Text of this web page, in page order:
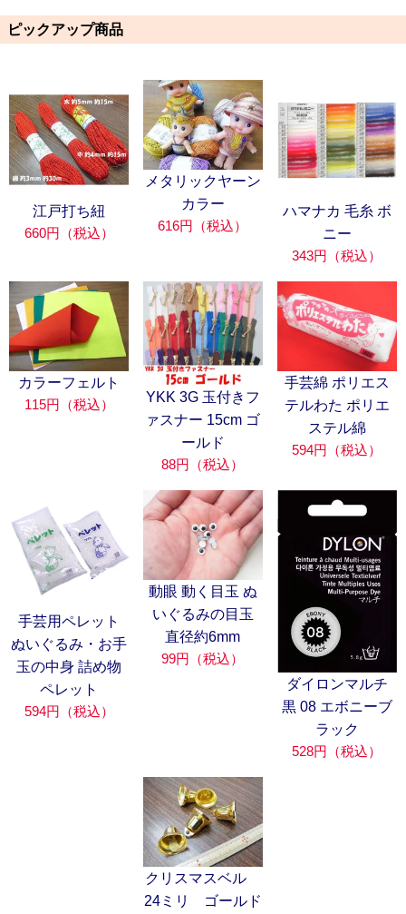
ピックアップ商品
江戸打ち紐
660円（税込）
メタリックヤーン
カラー
616円（税込）
ハマナカ 毛糸 ボ
ニー
343円（税込）
カラーフェルト
115円（税込）
YKK 3G 玉付きフ
ァスナー 15cm ゴ
ールド
88円（税込）
手芸綿 ポリエス
テルわた ポリエ
ステル綿
594円（税込）
手芸用ペレット
ぬいぐるみ・お手
玉の中身 詰め物
ペレット
594円（税込）
動眼 動く目玉 ぬ
いぐるみの目玉
直径約6mm
99円（税込）
ダイロンマルチ
黒 08 エボニーブ
ラック
528円（税込）
クリスマスベル
24ミリ ゴールド